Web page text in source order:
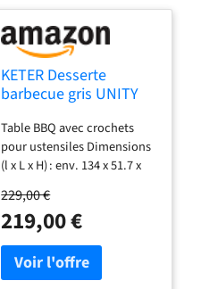
KETER Desserte
barbecue gris UNITY
51.7 x 89.6 cm
Table BBQ avec crochets
pour ustensiles Dimensions
(l x L x H) : env. 134 x 51.7 x
inox Offre beaucoup
d'espace de rangement En
résistant aux UV et aux
intempéries (plastique)
229,00 €
219,00 €